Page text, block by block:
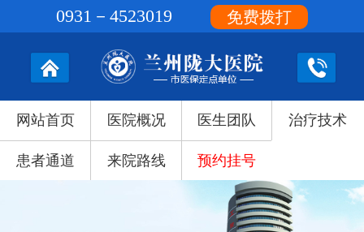
网站首页 医院概况 医生团队 治疗技术
患者通道 来院路线 预约挂号
0931－4523019 免费拨打